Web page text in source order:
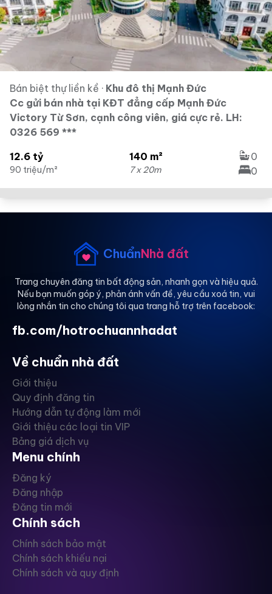
Bán biệt thự liền kề · Khu đô thị Mạnh Đức
Cc gửi bán nhà tại KĐT đẳng cấp Mạnh Đức
Victory Từ Sơn, cạnh công viên, giá cực rẻ. LH:
0326 569 ***
12.6 tỷ
90 triệu/m²
140 m²
7 x 20m
0
0
ChuẩnNhà đất
Trang chuyên đăng tin bất động sản, nhanh gọn và hiệu quả.
Nếu bạn muốn góp ý, phản ánh vấn đề, yêu cầu xoá tin, vui
lòng nhắn tin cho chúng tôi qua trang hỗ trợ trên facebook:
fb.com/hotrochuannhadat
Về chuẩn nhà đất
Giới thiệu
Quy định đăng tin
Hướng dẫn tự động làm mới
Giới thiệu các loại tin VIP
Bảng giá dịch vụ
Menu chính
Đăng ký
Đăng nhập
Đăng tin mới
Chính sách
Chính sách bảo mật
Chính sách khiếu nại
Chính sách và quy định